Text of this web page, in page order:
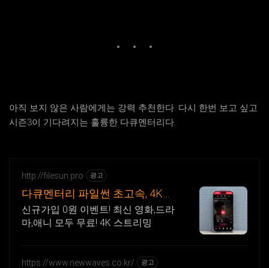
아직 보지 않은 사람에게는 강력 추천한다. 다시 한번 보고 싶고
시즌3이 기다려지는 훌륭한 다큐멘터리다.
http://filesun.pro 광고
다큐멘터리 파일썬 초고속, 4K
실시간 보기!
신규가입 0원 이벤트! 최신 영화,드라
마,애니 모두 무료! 4K 스트리밍
https://www.newwaves.co.kr/ 광고